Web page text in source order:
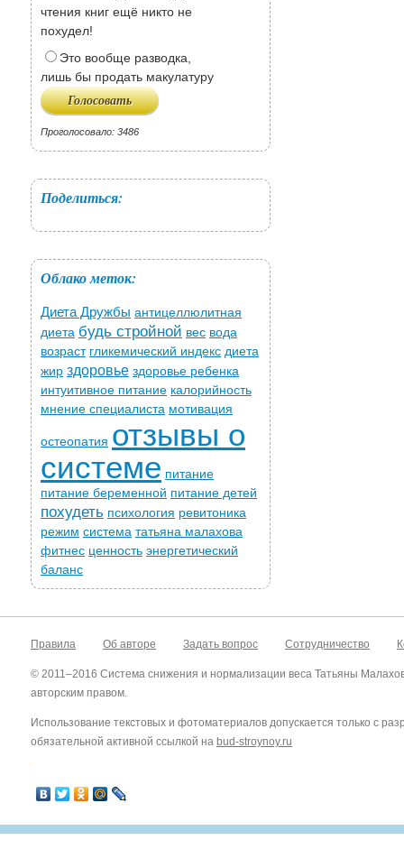
чтения книг ещё никто не
похудел!
Это вообще разводка,
лишь бы продать макулатуру
Проголосовало: 3486
Поделиться:
Облако меток:
Диета Дружбы антицеллюлитная
диета будь стройной вес вода
возраст гликемический индекс диета
жир здоровье здоровье ребенка
интуитивное питание калорийность
мнение специалиста мотивация
остеопатия отзывы о
системе питание
питание беременной питание детей
похудеть психология ревитоника
режим система татьяна малахова
фитнес ценность энергетический
баланс
Правила Об авторе Задать вопрос Сотрудничество
© 2011–2016 Система снижения и нормализации веса Татьяны
авторским правом.
Использование текстовых и фотоматериалов допускается только с
обязательной активной ссылкой на bud-stroynoy.ru